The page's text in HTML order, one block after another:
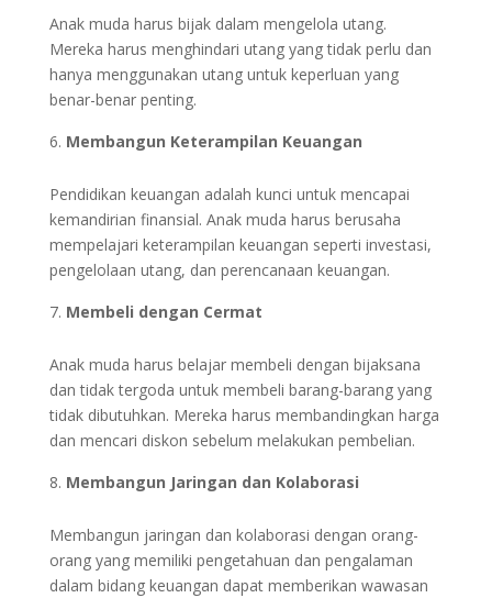
Anak muda harus bijak dalam mengelola utang.
Mereka harus menghindari utang yang tidak perlu dan
hanya menggunakan utang untuk keperluan yang
benar-benar penting.
Membangun Keterampilan Keuangan
Pendidikan keuangan adalah kunci untuk mencapai
kemandirian finansial. Anak muda harus berusaha
mempelajari keterampilan keuangan seperti investasi,
pengelolaan utang, dan perencanaan keuangan.
Membeli dengan Cermat
Anak muda harus belajar membeli dengan bijaksana
dan tidak tergoda untuk membeli barang-barang yang
tidak dibutuhkan. Mereka harus membandingkan harga
dan mencari diskon sebelum melakukan pembelian.
Membangun Jaringan dan Kolaborasi
Membangun jaringan dan kolaborasi dengan orang-
orang yang memiliki pengetahuan dan pengalaman
dalam bidang keuangan dapat memberikan wawasan